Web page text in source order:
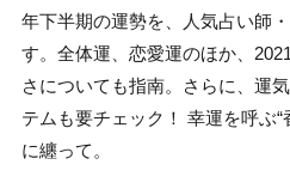
年下半期の運勢を、人気占い師
す。全体運、恋愛運のほか、
さについても指南。さらに、運
テムも要チェック！ 幸運を呼ぶ
に纏って。